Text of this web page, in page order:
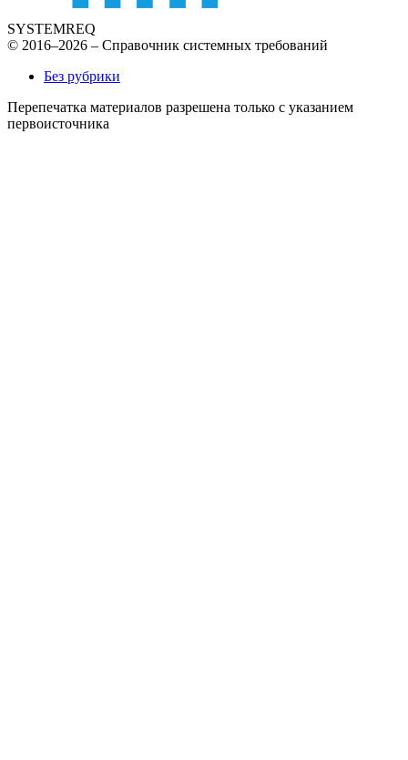
SYSTEMREQ
© 2016–2026 – Справочник системных требований
Без рубрики
Перепечатка материалов разрешена только с указанием
первоисточника